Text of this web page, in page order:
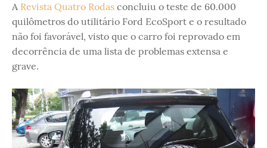
A Revista Quatro Rodas concluiu o teste de 60.000
quilômetros do utilitário Ford EcoSport e o resultado
não foi favorável, visto que o carro foi reprovado em
decorrência de uma lista de problemas extensa e
grave.